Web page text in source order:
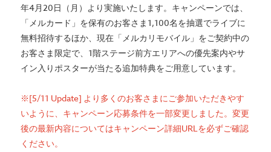
年4月20日（月）より実施いたします。キャンペーンでは、
「メルカード」を保有のお客さま1,100名を抽選でライブに
無料招待するほか、 現在「メルカリモバイル」をご契約中の
お客さま限定で、1階ステージ前方エリアへの優先案内やサ
イン入りポスターが当たる追加特典をご用意しています。
※[5/11 Update] より多くのお客さまにご参加いただきやす
いように、キャンペーン応募条件を一部変更しました。変更
後の最新内容についてはキャンペーン詳細URLを必ずご確認
ください。